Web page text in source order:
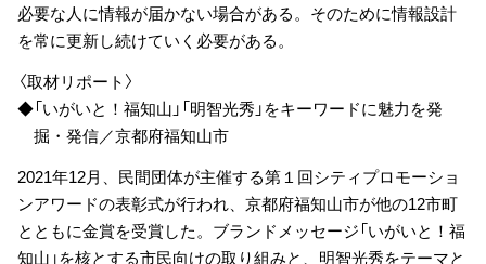
必要な人に情報が届かない場合がある。そのために情報設計
を常に更新し続けていく必要がある。
〈取材リポート〉
◆「いがいと！福知山」「明智光秀」をキーワードに魅力を発
掘・発信／京都府福知山市
2021年12月、民間団体が主催する第１回シティプロモーショ
ンアワードの表彰式が行われ、京都府福知山市が他の12市町
とともに金賞を受賞した。ブランドメッセージ「いがいと！福
知山」を核とする市民向けの取り組みと、明智光秀をテーマと